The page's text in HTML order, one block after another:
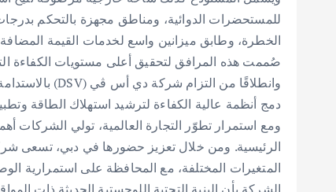
للمستحضرات الدوائية، ومناطق مجهزة بالتحكم
الخطرة، وطابق ميزانين واسع لخدمات القيمة
صُممت هذه المرافق لتحقيق أعلى مستويات الكفاءة
دمج أنظمة عالية الكفاءة لترشيد استهلاك الطاقة
ومع استمرار تطوّر التجارة العالمية، تولي الشركات
المتغيرات المختلفة، مع المحافظة على استمرارية
الشركة بأن البنية التحتية اللوجستية الحديثة ذات